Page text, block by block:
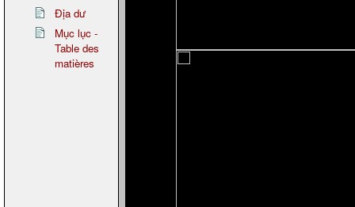
Địa dư
Mục lục -
Table des
matières